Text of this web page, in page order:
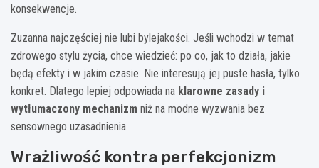
konsekwencje.
Zuzanna najczęściej nie lubi bylejakości. Jeśli wchodzi w temat
zdrowego stylu życia, chce wiedzieć: po co, jak to działa, jakie
będą efekty i w jakim czasie. Nie interesują jej puste hasła, tylko
konkret. Dlatego lepiej odpowiada na klarowne zasady i
wytłumaczony mechanizm niż na modne wyzwania bez
sensownego uzasadnienia.
Wrażliwość kontra perfekcjonizm